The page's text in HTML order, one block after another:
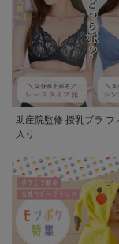
助産院監修 授乳ブラ フ
入り